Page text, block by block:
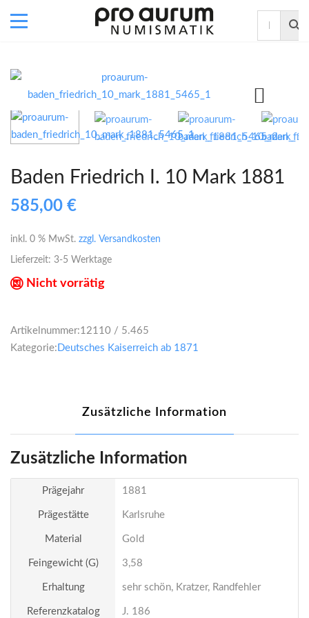
Baden Friedrich I. 10 Mark 1881
585,00 €
inkl. 0 % MwSt. zzgl. Versandkosten
Lieferzeit: 3-5 Werktage
Nicht vorrätig
Artikelnummer:12110 / 5.465
Kategorie: Deutsches Kaiserreich ab 1871
Zusätzliche Information
Zusätzliche Information
Prägejahr 1881
Prägestätte Karlsruhe
Material Gold
Feingewicht (g) 3,58
Erhaltung sehr schön, Kratzer, Randfehler
Referenzkatalog J. 186